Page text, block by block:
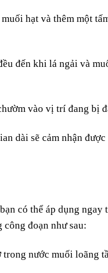
hạt và thêm một
đến khi lá ngải và
vào vị trí đang bị
dài sẽ cảm nhận được
có thể áp dụng ngay
công đoạn như sau:
nước muối loãng